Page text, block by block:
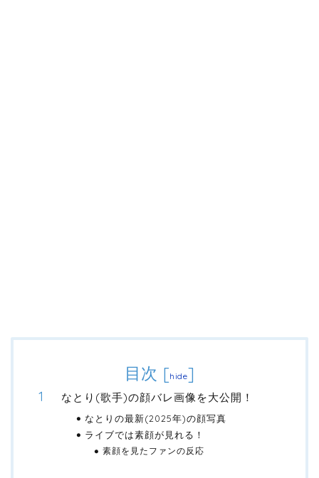
目次 [hide]
なとり(歌手)の顔バレ画像を大公開！
なとりの最新(2025年)の顔写真
ライブでは素顔が見れる！
素顔を見たファンの反応